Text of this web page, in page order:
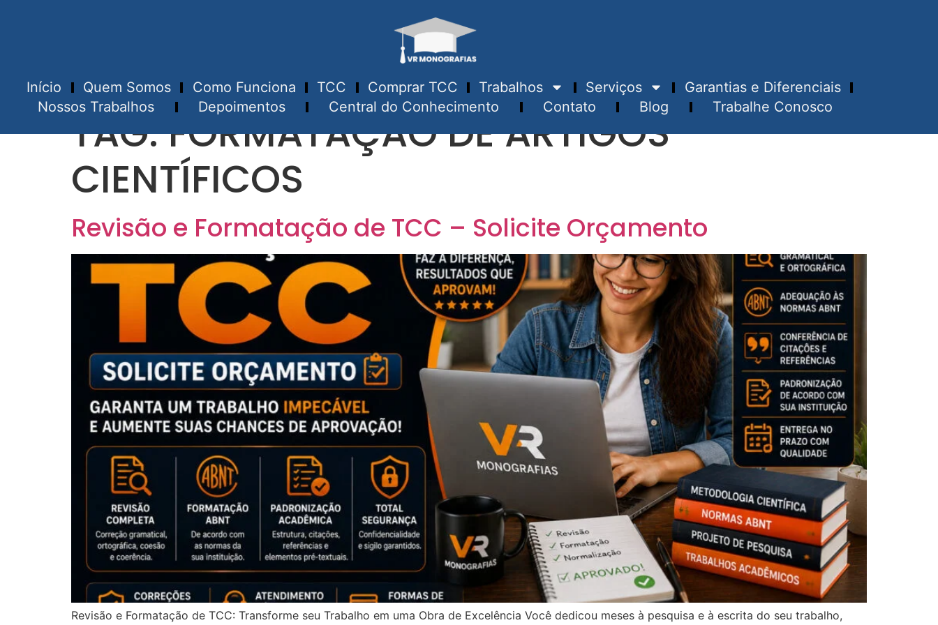
Início Quem Somos Como Funciona TCC Comprar TCC Trabalhos Serviços
Garantias e Diferenciais
Nossos Trabalhos
Depoimentos Central do Conhecimento Contato Blog Trabalhe Conosco
TAG:FORMATAÇÃO DE ARTIGOS
CIENTÍFICOS
Revisão e Formatação de TCC – Solicite Orçamento
Revisão e Formatação de TCC: Transforme seu Trabalho em uma Obra de Excelência Você dedicou meses à pesquisa e à escrita do seu trabalho,